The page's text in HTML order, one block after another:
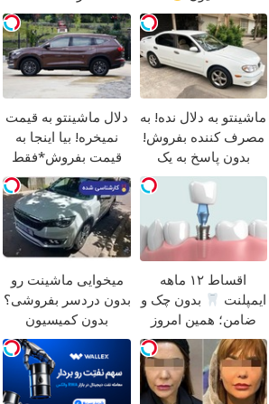
ماشینتو به دلال نده! به
مصرف کننده بفروش!
بدون پاسخ به یک
تماس
دلال ماشینتو به قیمت
نمیخره! بیا اینجا به
قیمت بفروش*فقط
خریدار واقعی*
اقساط ۱۲ ماهه
ایمپلنت
بدون چک و
ضامن؛ همین امروز
اقدام کن
میخوایی ماشینت رو
بدون دردسر بفروشی؟
بدون کمیسیون